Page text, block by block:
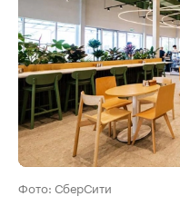
Фото: СберСити